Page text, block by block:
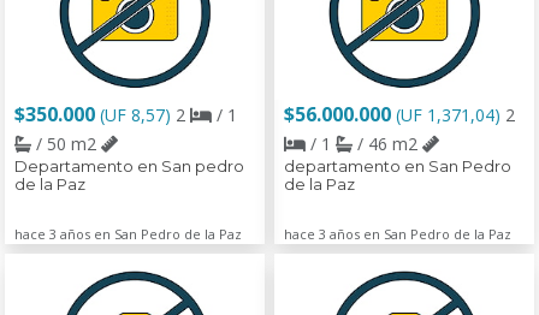
$350.000 (UF 8,57) 2
/ 1
/ 50 m2
Departamento en San pedro
de la Paz
hace 3 años en San Pedro de la Paz
$56.000.000 (UF 1,371,04) 2
/ 1
/ 46 m2
departamento en San Pedro
de la Paz
hace 3 años en San Pedro de la Paz